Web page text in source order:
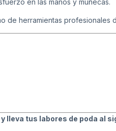
de herramientas profesionales
lleva tus labores de poda al